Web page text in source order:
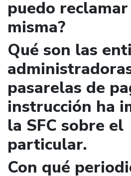
puedo
misma?
Qué son las
pasarelas de
instrucción ha
la SFC sobre el
particular.
Con qué